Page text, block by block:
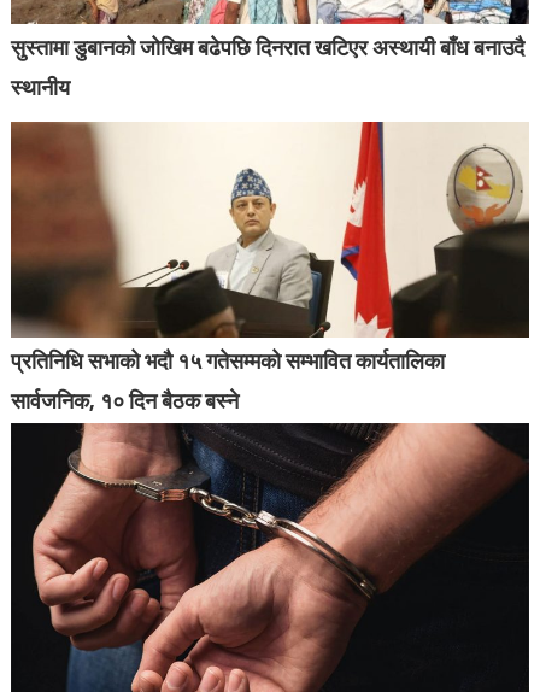
सुस्तामा डुबानको जोखिम बढेपछि दिनरात खटिएर अस्थायी बाँध बनाउदै
स्थानीय
प्रतिनिधि सभाको भदौ १५ गतेसम्मको सम्भावित कार्यतालिका
सार्वजनिक, १० दिन बैठक बस्ने